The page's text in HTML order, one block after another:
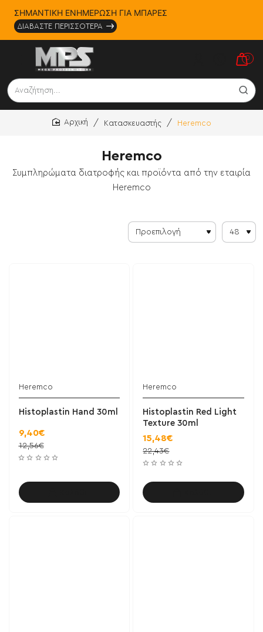
ΣΗΜΑΝΤΙΚΗ ΕΝΗΜΕΡΩΣΗ ΓΙΑ ΜΠΑΡΕΣ
ΔΙΑΒΑΣΤΕ ΠΕΡΙΣΣΟΤΕΡΑ
0
Αναζήτηση...
Heremco
Συμπληρώματα διατροφής και προϊόντα από την εταιρία
Heremco
Κατασκευαστής Heremco
Heremco
Histoplastin Hand 30ml
9,40€
12,56€
Heremco
Histoplastin Red Light
Texture 30ml
15,48€
22,43€